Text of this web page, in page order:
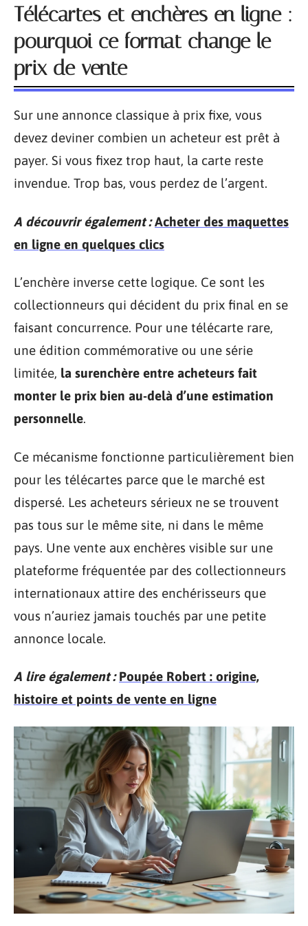
Télécartes et enchères en ligne :
pourquoi ce format change le
prix de vente
Sur une annonce classique à prix fixe, vous
devez deviner combien un acheteur est prêt à
payer. Si vous fixez trop haut, la carte reste
invendue. Trop bas, vous perdez de l’argent.
A découvrir également : Acheter des maquettes
en ligne en quelques clics
L’enchère inverse cette logique. Ce sont les
collectionneurs qui décident du prix final en se
faisant concurrence. Pour une télécarte rare,
une édition commémorative ou une série
limitée, la surenchère entre acheteurs fait
monter le prix bien au-delà d’une estimation
personnelle.
Ce mécanisme fonctionne particulièrement bien
pour les télécartes parce que le marché est
dispersé. Les acheteurs sérieux ne se trouvent
pas tous sur le même site, ni dans le même
pays. Une vente aux enchères visible sur une
plateforme fréquentée par des collectionneurs
internationaux attire des enchérisseurs que
vous n’auriez jamais touchés par une petite
annonce locale.
A lire également : Poupée Robert : origine,
histoire et points de vente en ligne